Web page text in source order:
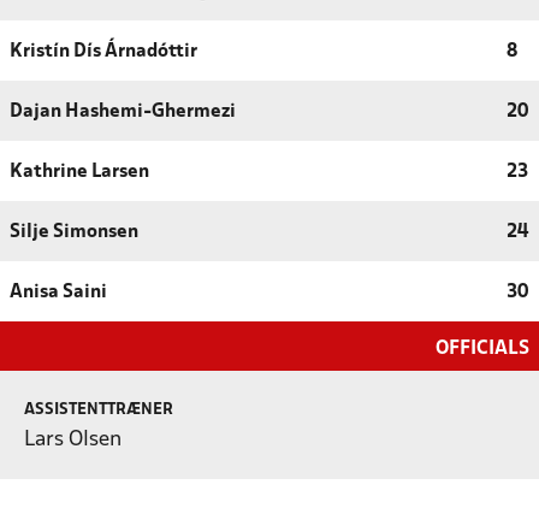
Kristín Dís Árnadóttir 8
Dajan Hashemi-Ghermezi 20
Kathrine Larsen 23
Silje Simonsen 24
Anisa Saini 30
OFFICIALS
ASSISTENTTRÆNER
Lars Olsen